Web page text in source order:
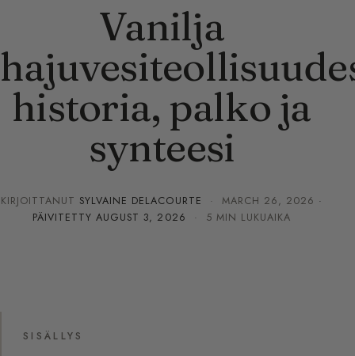
Vanilja
historia, palko ja
synteesi
KIRJOITTANUT SYLVAINE DELACOURTE · MARCH 26, 2026 ·
PÄIVITETTYAUGUST 3, 2026 · 5 MIN LUKUAIKA
SISÄLLYS